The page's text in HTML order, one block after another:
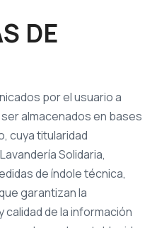
DE
por el usuario a
almacenados en bases
cuya titularidad
Solidaria,
de índole técnica,
garantizan la
de la información